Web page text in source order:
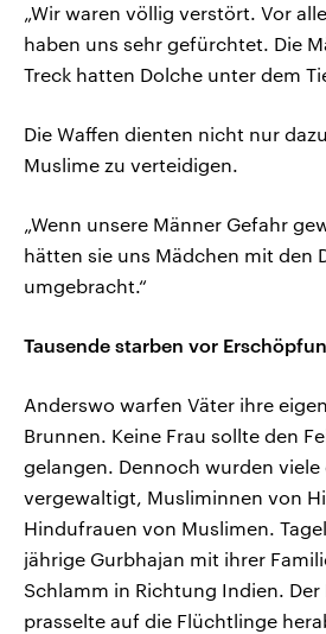
„Wir waren völlig verstört. Vor
haben uns sehr gefürchtet. Die
Treck hatten Dolche unter dem
Die Waffen dienten nicht nur
Muslime zu verteidigen.
„Wenn unsere Männer Gefahr
hätten sie uns Mädchen mit den
umgebracht.“
Tausende starben vor
Anderswo warfen Väter ihre
Brunnen. Keine Frau sollte den
gelangen. Dennoch wurden
vergewaltigt, Musliminnen von
Hindufrauen von Muslimen.
jährige Gurbhajan mit ihrer
Schlamm in Richtung Indien.
prasselte auf die Flüchtlinge